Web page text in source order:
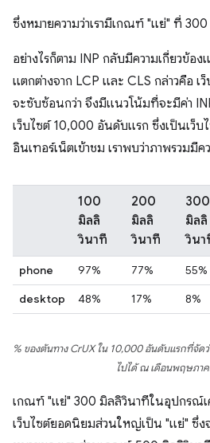
ซึ่งหมายความว่าเรามีเกณฑ์ "แย่" ที่
อย่างไรก็ตาม INP กลับมีความเกี่ยวข้
แตกต่างจาก LCP และ CLS กล่าวคือ
จะซับซ้อนกว่า จึงมีแนวโน้มที่จะมีค่า
เว็บไซต์ 10,000 อันดับแรก ซึ่งเป็นเว็
อินเทอร์เน็ตเข้าชม เราพบว่าภาพรวมมี
100
มิลลิ
วินาที
200
มิลลิ
วินาที
300
มิลลิ
วินา
phone 97% 77% 55%
desktop
48% 17% 8%
% ของต้นทาง CrUX ใน 10,000 อันดับแรกที่จัด
ไปได้ ณ เดือนพฤษภา
เกณฑ์ "แย่" 300 มิลลิวินาทีในอุปกรณ์
เว็บไซต์ยอดนิยมส่วนใหญ่เป็น "แย่" ซึ่ง